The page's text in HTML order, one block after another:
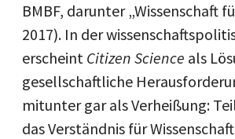
BMBF, darunter „Wissenschaft
2017). In der
erscheint Citizen Science als
gesellschaftliche
mitunter gar als Verheißung:
das Verständnis für